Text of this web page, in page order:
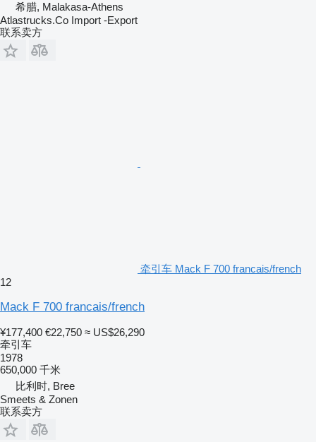
希腊, Malakasa-Athens
Atlastrucks.Co Import -Export
联系卖方
牵引车 Mack F 700 francais/french
12
Mack F 700 francais/french
¥177,400 €22,750 ≈ US$26,290
牵引车
1978
650,000 千米
比利时, Bree
Smeets & Zonen
联系卖方